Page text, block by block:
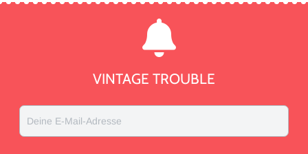
VINTAGE TROUBLE
Deine E-Mail-Adresse